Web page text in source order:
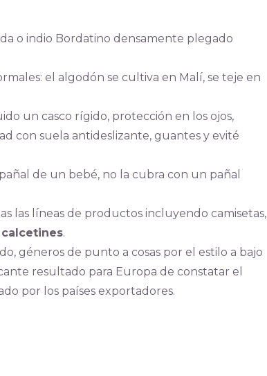
o indio Bordatino densamente plegado
el algodón se cultiva en Malí, se teje en
un casco rígido, protección en los ojos,
con suela antideslizante, guantes y evité
de un bebé, no la cubra con un pañal
las líneas de productos incluyendo camisetas,
.
géneros de punto a cosas por el estilo a bajo
resultado para Europa de constatar el
por los países exportadores.